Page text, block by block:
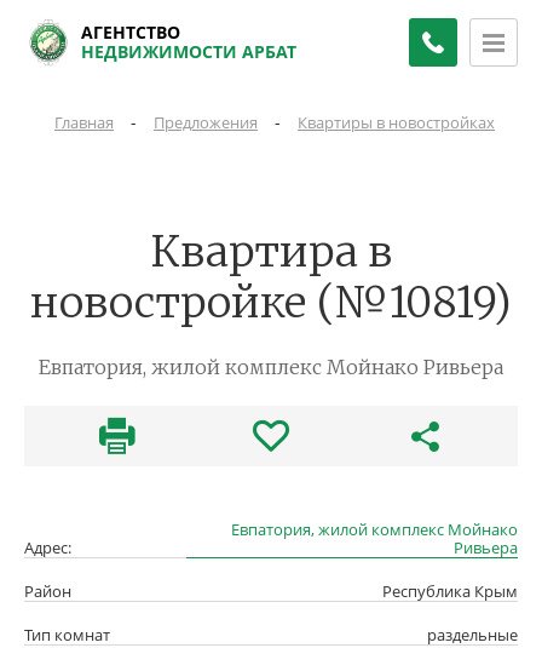
АГЕНТСТВО
НЕДВИЖИМОСТИ АРБАТ
Главная - Предложения - Квартиры в новостройках
Квартира в
новостройке (№10819)
Евпатория, жилой комплекс Мойнако Ривьера
Адрес:
Евпатория, жилой комплекс Мойнако
Ривьера
Район
Республика Крым
Тип комнат
раздельные